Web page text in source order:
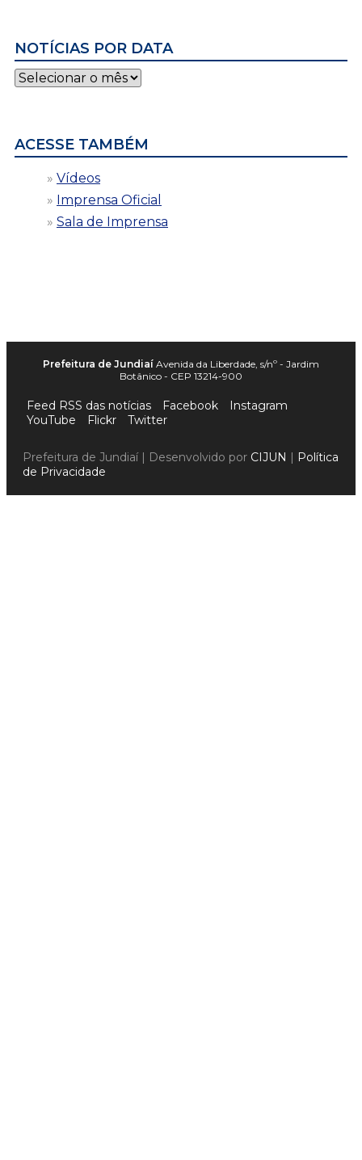
NOTÍCIAS POR DATA
Notícias
por
ACESSE TAMBÉM
Vídeos
Imprensa Oficial
Sala de Imprensa
Prefeitura de Jundiaí Avenida da Liberdade, s/nº - Jardim
Botânico - CEP 13214-900
Feed RSS das notícias Facebook
Instagram
YouTube
Flickr Twitter
Prefeitura de Jundiaí | Desenvolvido por CIJUN | Política
de Privacidade